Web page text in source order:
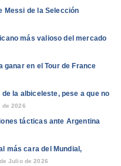
Messi de la Selección
más valioso del mercado
ganar en el Tour de France
la albiceleste, pese a que no
de 2026
tácticas ante Argentina
más cara del Mundial,
Julio de 2026